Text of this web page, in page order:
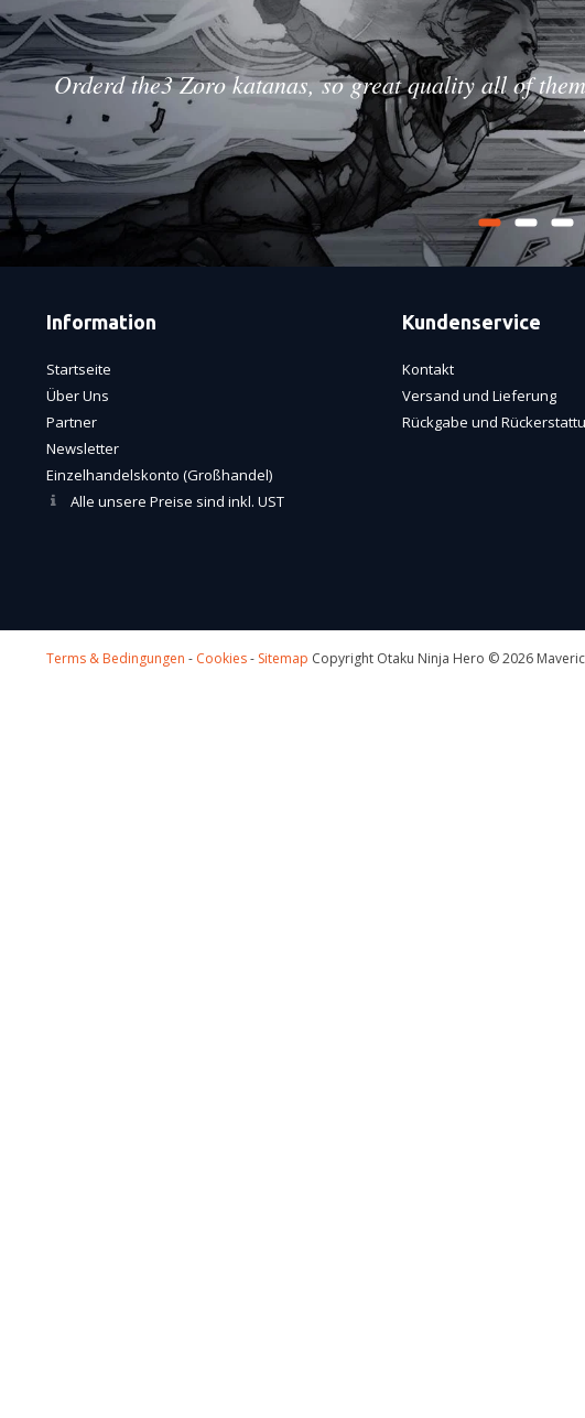
Orderd the3 Zoro katanas, so great quality all of
Information
Startseite
Über Uns
Partner
Newsletter
Einzelhandelskonto (Großhandel)
Alle unsere Preise sind inkl. UST
Kundenservice
Kontakt
Versand und Lieferung
Rückgabe und
Terms & Bedingungen - Cookies- Sitemap Copyright Otaku Ninja Hero © 2026